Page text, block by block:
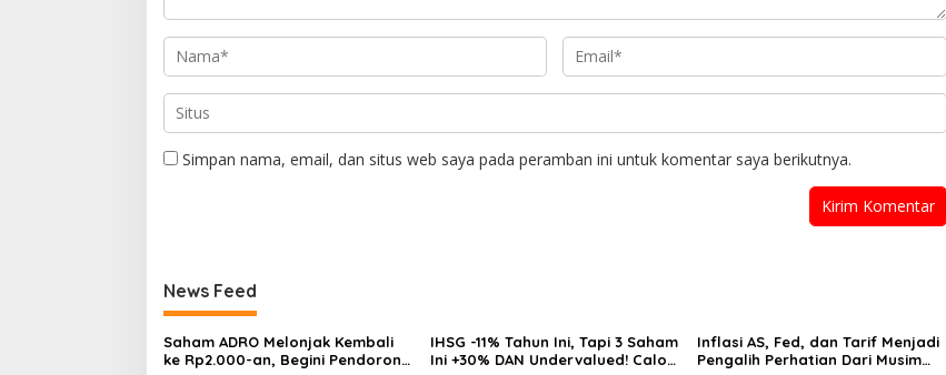
Simpan nama, email, dan situs web saya pada peramban ini untuk komentar saya berikutnya.
News Feed
Saham ADRO Melonjak Kembali
ke Rp2.000-an, Begini Pendorong
IHSG -11% Tahun Ini, Tapi 3 Saham
Ini +30% DAN Undervalued! Calon
Inflasi AS, Fed, dan Tarif Menjadi
Pengalih Perhatian Dari Musim